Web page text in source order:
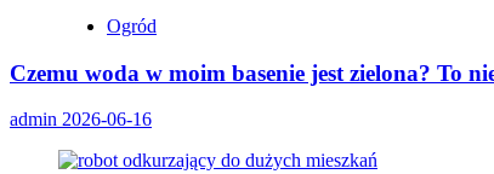
Ogród
Czemu woda w moim basenie jest zielona? To
admin 2026-06-16